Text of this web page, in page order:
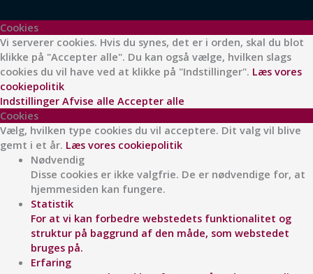
Cookies
Vi serverer cookies. Hvis du synes, det er i orden, skal du blot
klikke på "Accepter alle". Du kan også vælge, hvilken slags
cookies du vil have ved at klikke på "Indstillinger". Læs vores
cookiepolitik
Indstillinger Afvise alle Accepter alle
Cookies
Vælg, hvilken type cookies du vil acceptere. Dit valg vil blive
gemt i et år. Læs vores cookiepolitik
Nødvendig
Disse cookies er ikke valgfrie. De er nødvendige for, at
hjemmesiden kan fungere.
Statistik
For at vi kan forbedre webstedets funktionalitet og
struktur på baggrund af den måde, som webstedet
bruges på.
Erfaring